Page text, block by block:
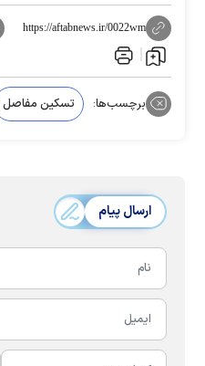
https://aftabnews.ir/0022wm
برچسب‌ها: تسکین مفاصل
ارسال پیام